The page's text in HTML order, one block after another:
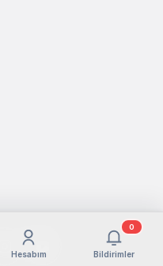
Hesabım Bildirimler
0